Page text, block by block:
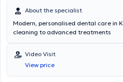
About the specialist
Modern, personalised dental care in
cleaning to advanced treatments
Video Visit
View price